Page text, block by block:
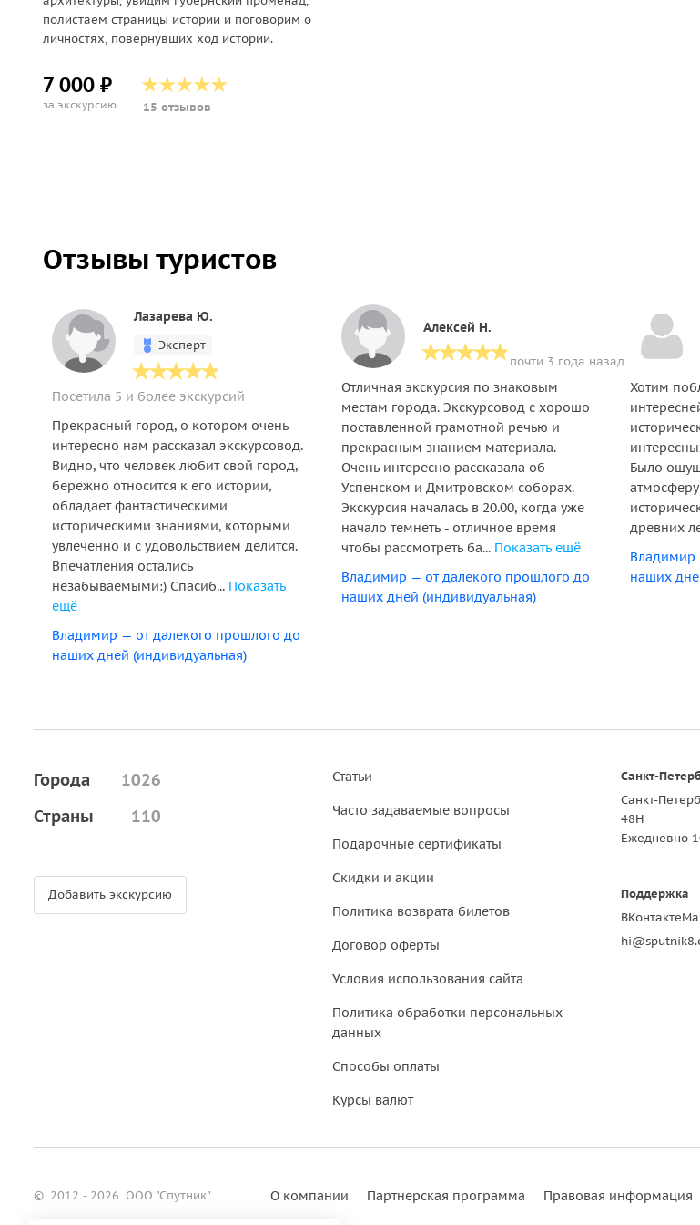
полистаем страницы истории и поговорим о
личностях, повернувших ход истории.
7 000 ₽
за экскурсию 15 отзывов
Отзывы туристов
Лазарева Ю.
Эксперт
Посетила 5 и более экскурсий
Прекрасный город, о котором очень
интересно нам рассказал экскурсовод.
Видно, что человек любит свой город,
бережно относится к его истории,
обладает фантастическими
историческими знаниями, которыми
увлеченно и с удовольствием делится.
Впечатления остались
незабываемыми:) Спасиб... Показать
ещё
Владимир — от далекого прошлого до
наших дней (индивидуальная)
Алексей Н.
почти 3 года назад
Отличная экскурсия по знаковым
местам города. Экскурсовод с хорошо
поставленной грамотной речью и
прекрасным знанием материала.
Очень интересно рассказала об
Успенском и Дмитровском соборах.
Экскурсия началась в 20.00, когда уже
начало темнеть - отличное время
чтобы рассмотреть ба... Показать ещё
Владимир — от далекого прошлого до
наших дней (индивидуальная)
Хотим
Было
древних
Владимир
наших
Города
1026
Страны
110
Добавить экскурсию
Статьи
Часто задаваемые вопросы
Подарочные сертификаты
Скидки и акции
Политика возврата билетов
Договор оферты
Условия использования сайта
Политика обработки персональных
данных
Способы оплаты
Курсы валют
Санкт-
Санкт-
48Н
Ежедневно
Поддержка
ВКонтакте
О компании Партнерская программа Правовая информация
© 2012 - 2026 ООО "Спутник"